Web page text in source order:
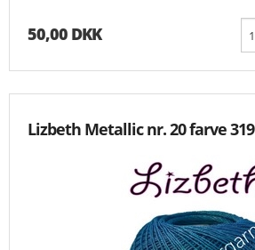
50,00 DKK
Lizbeth Metallic nr. 20 farve 319